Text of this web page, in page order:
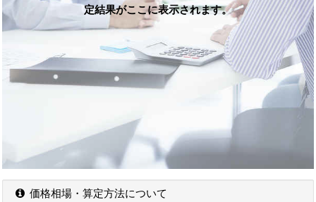
定結果がここに表示されます。
価格相場・算定方法について